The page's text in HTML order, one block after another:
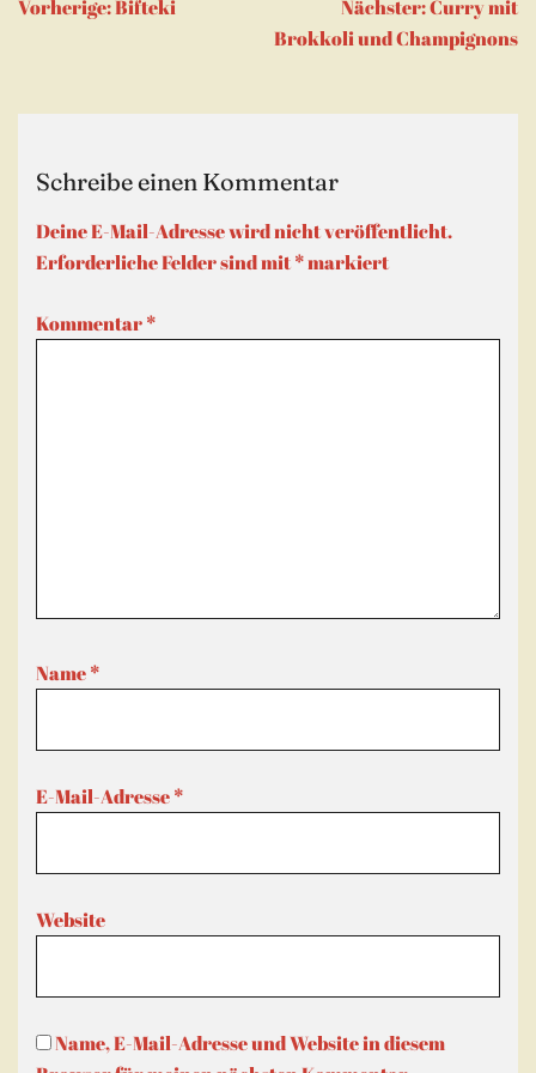
Beitragsnavigation
Vorherige:Bifteki Nächster:Curry mit
Brokkoli und Champignons
Schreibe einen Kommentar
Deine E-Mail-Adresse wird nicht veröffentlicht.
Erforderliche Felder sind mit*markiert
Kommentar*
Name*
E-Mail-Adresse*
Website
Name, E-Mail-Adresse und Website in diesem